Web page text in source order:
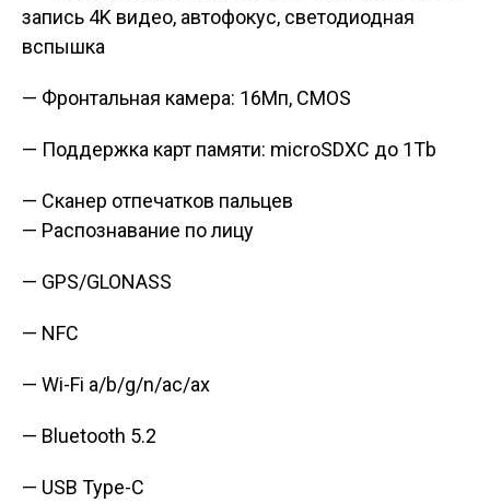
запись 4K видео, автофокус, светодиодная
вспышка
— Фронтальная камера: 16Мп, CMOS
— Поддержка карт памяти: microSDXC до 1Tb
— Сканер отпечатков пальцев
— Распознавание по лицу
— GPS/GLONASS
— NFC
— Wi-Fi a/b/g/n/ac/ax
— Bluetooth 5.2
— USB Type-C